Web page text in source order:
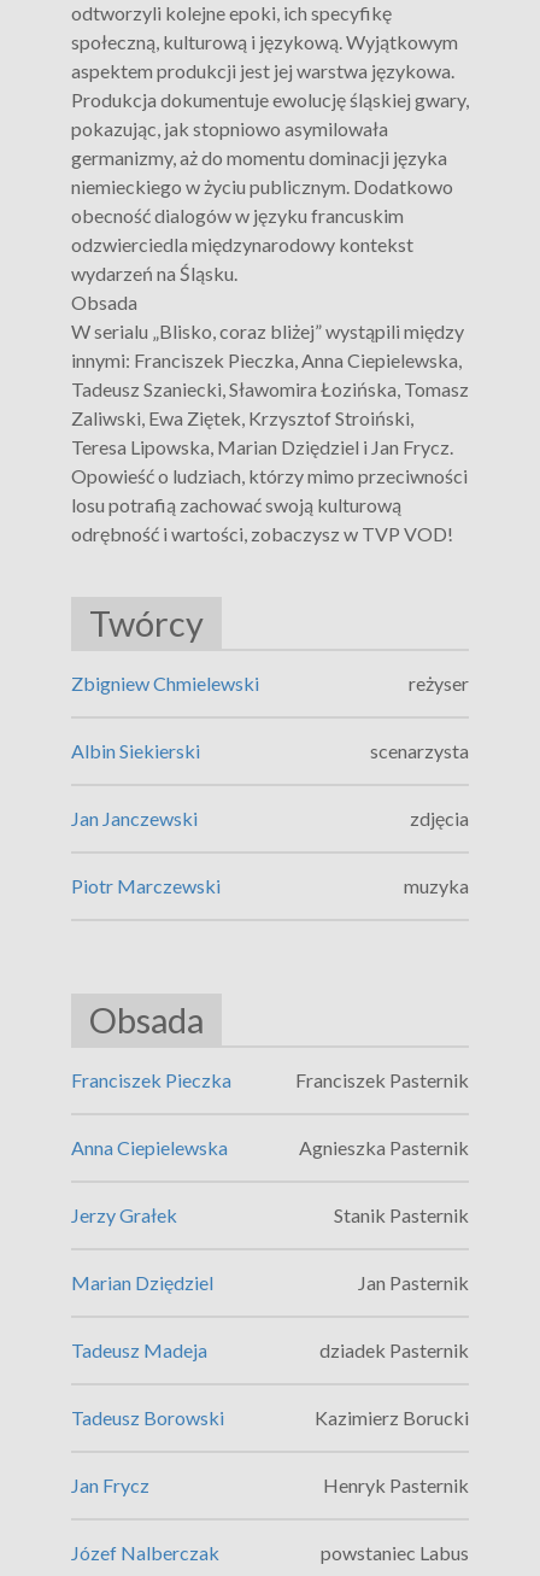
odtworzyli kolejne epoki, ich specyfikę
społeczną, kulturową i językową. Wyjątkowym
aspektem produkcji jest jej warstwa językowa.
Produkcja dokumentuje ewolucję śląskiej gwary,
pokazując, jak stopniowo asymilowała
germanizmy, aż do momentu dominacji języka
niemieckiego w życiu publicznym. Dodatkowo
obecność dialogów w języku francuskim
odzwierciedla międzynarodowy kontekst
wydarzeń na Śląsku.
Obsada
W serialu „Blisko, coraz bliżej” wystąpili między
innymi: Franciszek Pieczka, Anna Ciepielewska,
Tadeusz Szaniecki, Sławomira Łozińska, Tomasz
Zaliwski, Ewa Ziętek, Krzysztof Stroiński,
Teresa Lipowska, Marian Dziędziel i Jan Frycz.
Opowieść o ludziach, którzy mimo przeciwności
losu potrafią zachować swoją kulturową
odrębność i wartości, zobaczysz w TVP VOD!
Twórcy
Zbigniew Chmielewski reżyser
Albin Siekierski scenarzysta
Jan Janczewski zdjęcia
Piotr Marczewski muzyka
Obsada
Franciszek Pieczka Franciszek Pasternik
Anna Ciepielewska Agnieszka Pasternik
Jerzy Grałek Stanik Pasternik
Marian Dziędziel Jan Pasternik
Tadeusz Madeja dziadek Pasternik
Tadeusz Borowski Kazimierz Borucki
Jan Frycz Henryk Pasternik
Józef Nalberczak powstaniec Labus